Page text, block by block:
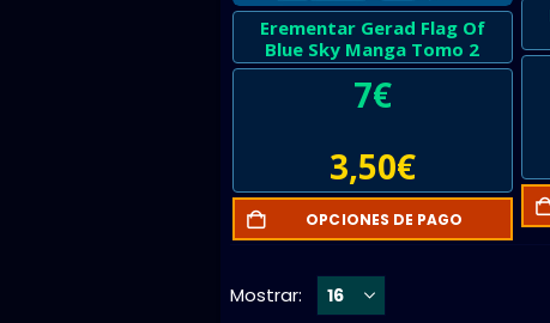
Erementar Gerad Flag Of
Blue Sky Manga Tomo 2
7€
3,50€
OPCIONES DE PAGO
Mostrar: